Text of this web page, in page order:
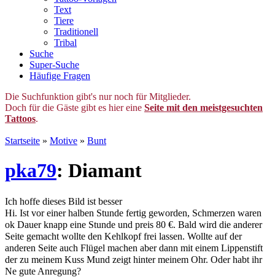
Text
Tiere
Traditionell
Tribal
Suche
Super-Suche
Häufige Fragen
Die Suchfunktion gibt's nur noch für Mitglieder.
Doch für die Gäste gibt es hier eine Seite mit den meistgesuchten
Tattoos.
Startseite » Motive » Bunt
pka79: Diamant
Ich hoffe dieses Bild ist besser
Hi. Ist vor einer halben Stunde fertig geworden, Schmerzen waren
ok Dauer knapp eine Stunde und preis 80 €. Bald wird die anderer
Seite gemacht wollte den Kehlkopf frei lassen. Wollte auf der
anderen Seite auch Flügel machen aber dann mit einem Lippenstift
der zu meinem Kuss Mund zeigt hinter meinem Ohr. Oder habt ihr
Ne gute Anregung?